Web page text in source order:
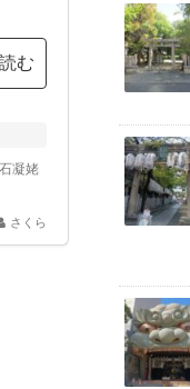
む
石凝姥
さくら